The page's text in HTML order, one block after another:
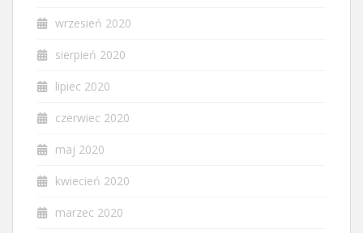
wrzesień 2020
sierpień 2020
lipiec 2020
czerwiec 2020
maj 2020
kwiecień 2020
marzec 2020